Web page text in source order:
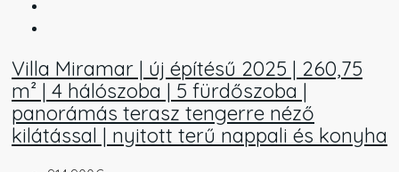
Villa Miramar | új építésű 2025 | 260,75
m² | 4 hálószoba | 5 fürdőszoba |
panorámás terasz tengerre néző
kilátással | nyitott terű nappali és konyha